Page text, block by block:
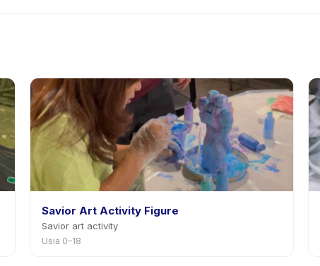
Savior Art Activity Figure
Savior art activity
Usia 0–18